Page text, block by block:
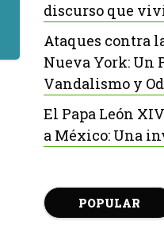
discurso que
Ataques contra
Nueva York: Un
Vandalismo y
El Papa León
a México: Una
POPULAR